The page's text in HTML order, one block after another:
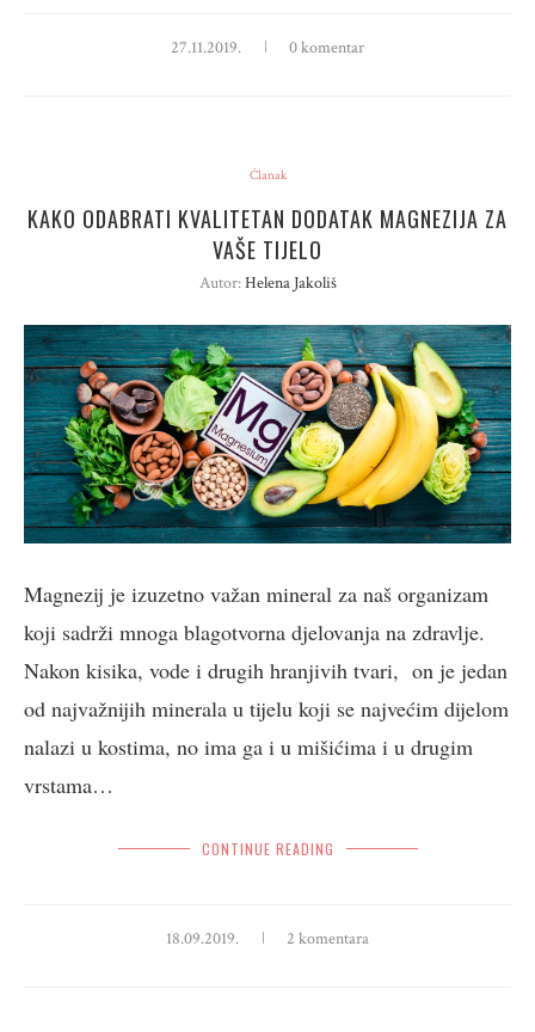
27.11.2019. 0 komentar
Članak
KAKO ODABRATI KVALITETAN DODATAK MAGNEZIJA ZA
VAŠE TIJELO
Autor:Helena Jakoliš
Magnezij je izuzetno važan mineral za naš organizam
koji sadrži mnoga blagotvorna djelovanja na zdravlje.
Nakon kisika, vode i drugih hranjivih tvari, on je jedan
od najvažnijih minerala u tijelu koji se najvećim dijelom
nalazi u kostima, no ima ga i u mišićima i u drugim
vrstama…
CONTINUE READING
18.09.2019. 2 komentara